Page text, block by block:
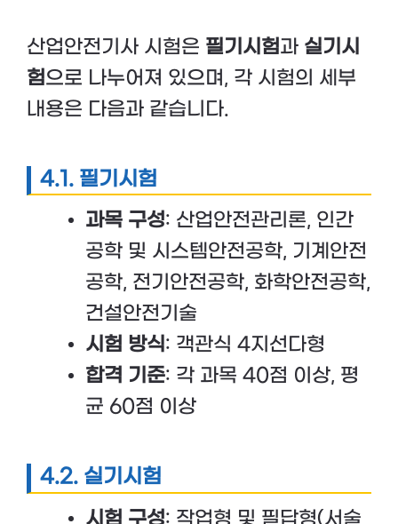
산업안전기사 시험은 필기시험과 실기시
험으로 나누어져 있으며, 각 시험의 세부
내용은 다음과 같습니다.
4.1. 필기시험
과목 구성: 산업안전관리론, 인간
공학 및 시스템안전공학, 기계안전
공학, 전기안전공학, 화학안전공학,
건설안전기술
시험 방식: 객관식 4지선다형
합격 기준: 각 과목 40점 이상, 평
균 60점 이상
4.2. 실기시험
시험 구성: 작업형 및 필답형(서술